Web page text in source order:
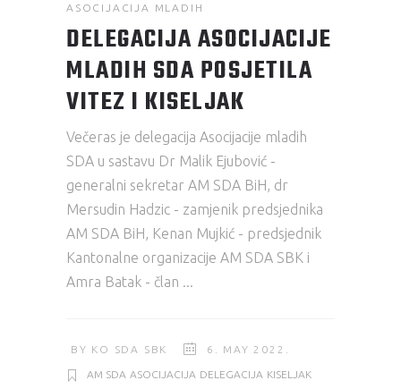
ASOCIJACIJA MLADIH
DELEGACIJA ASOCIJACIJE
MLADIH SDA POSJETILA
VITEZ I KISELJAK
Večeras je delegacija Asocijacije mladih
SDA u sastavu Dr Malik Ejubović -
generalni sekretar AM SDA BiH, dr
Mersudin Hadzic - zamjenik predsjednika
AM SDA BiH, Kenan Mujkić - predsjednik
Kantonalne organizacije AM SDA SBK i
Amra Batak - član
BY KO SDA SBK 6. MAY 2022.
AM SDA ASOCIJACIJA DELEGACIJA KISELJAK